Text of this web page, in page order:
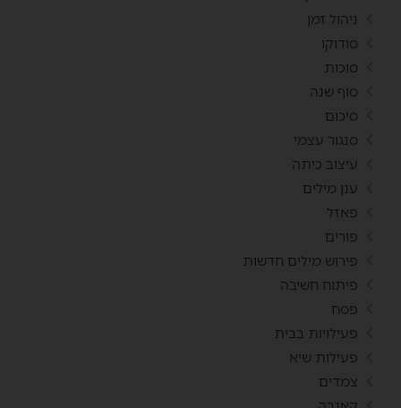
ניהול זמן
סודוקו
סוכות
סוף שנה
סיכום
סנגור עצמי
עיצוב כיתה
ענן מילים
פאזל
פורים
פירוש מילים חדשות
פיתוח חשיבה
פסח
פעילויות בבית
פעילות שיא
צמדים